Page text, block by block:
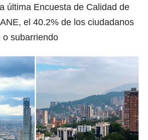
última Encuesta de Calidad de
el 40.2% de los ciudadanos
o subarriendo